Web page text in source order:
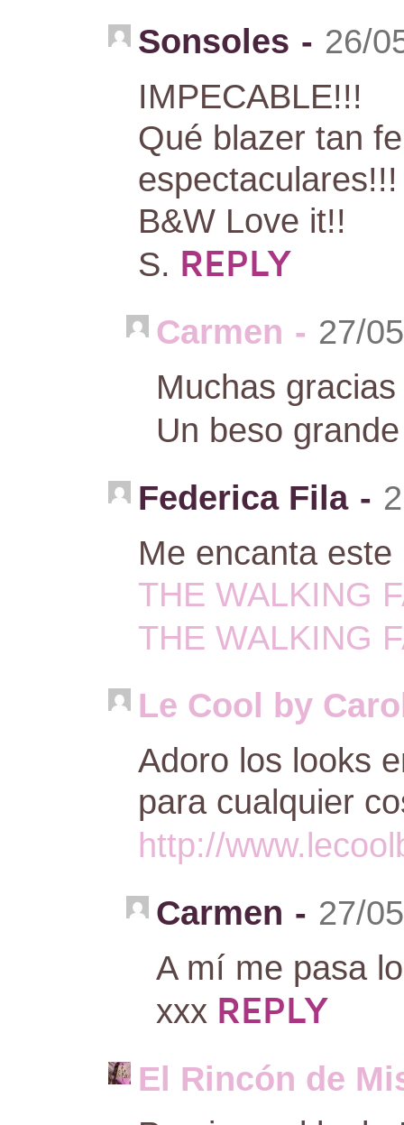
Sonsoles - 26/
IMPECABLE!!!
Qué blazer tan
espectaculares!!!
B&W Love it!!
S. REPLY
Carmen - 27/
Muchas
Un beso grande
Federica Fila -
Me encanta
THE WALKING
THE WALKING
Le Cool by
Adoro los looks
para cualquier
http://
Carmen - 27/
A mí me pasa
xxx REPLY
El Rincón de